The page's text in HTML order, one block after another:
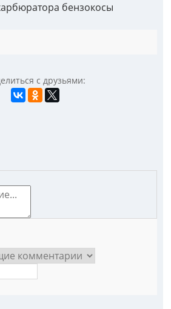
бензокосы
с друзьями: